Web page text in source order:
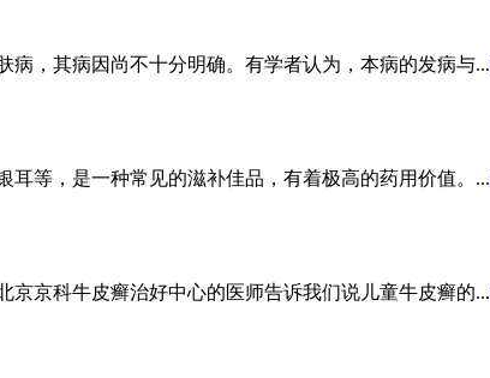
，其病因尚不十分明确。有学者认为，本病的发病与...
等，是一种常见的滋补佳品，有着极高的药用价值。...
京京科牛皮癣治好中心的医师告诉我们说儿童牛皮癣的...